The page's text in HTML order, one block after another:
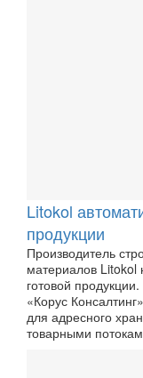
Litokol
продукции
Производитель
материалов Litokol
готовой
«Корус
для адресного
товарными